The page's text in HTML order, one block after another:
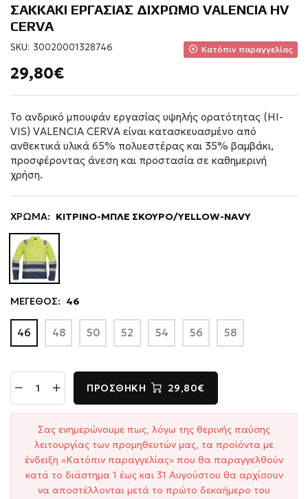
ΣΑΚΚΑΚΙ ΕΡΓΑΣΙΑΣ ΔΙΧΡΩΜΟ VALENCIA HV
CERVA
SKU: 30020001328746 Κατόπιν παραγγελίας
29,80€
Το ανδρικό μπουφάν εργασίας υψηλής ορατότητας (HI-
VIS) VALENCIA CERVA είναι κατασκευασμένο από
ανθεκτικά υλικά 65% πολυεστέρας και 35% βαμβάκι,
προσφέροντας άνεση και προστασία σε καθημερινή
χρήση.
ΧΡΩΜΑ: ΚΙΤΡΙΝΟ-ΜΠΛΕ ΣΚΟΥΡΟ/YELLOW-NAVY
ΜΕΓΕΘΟΣ: 46
46 48 50 52 54 56 58
ΠΡΟΣΘΉΚΗ 29,80€
Σας ενημερώνουμε πως, λόγω της θερινής παύσης
λειτουργίας των προμηθευτών μας, τα προϊόντα με
ένδειξη «Κατόπιν παραγγελίας» που θα παραγγελθούν
κατά το διάστημα 1 έως και 31 Αυγούστου θα αρχίσουν
να αποστέλλονται μετά το πρώτο δεκαήμερο του